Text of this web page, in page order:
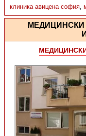
клиника авицена софия,